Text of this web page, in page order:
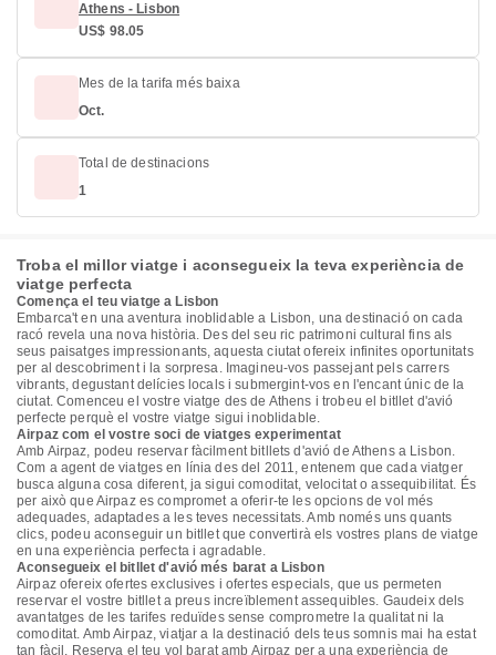
Athens - Lisbon
US$ 98.05
Mes de la tarifa més baixa
Oct.
Total de destinacions
1
Troba el millor viatge i aconsegueix la teva experiència de
viatge perfecta
Comença el teu viatge a Lisbon
Embarca't en una aventura inoblidable a Lisbon, una destinació on cada
racó revela una nova història. Des del seu ric patrimoni cultural fins als
seus paisatges impressionants, aquesta ciutat ofereix infinites oportunitats
per al descobriment i la sorpresa. Imagineu-vos passejant pels carrers
vibrants, degustant delícies locals i submergint-vos en l'encant únic de la
ciutat. Comenceu el vostre viatge des de Athens i trobeu el bitllet d'avió
perfecte perquè el vostre viatge sigui inoblidable.
Airpaz com el vostre soci de viatges experimentat
Amb Airpaz, podeu reservar fàcilment bitllets d'avió de Athens a Lisbon.
Com a agent de viatges en línia des del 2011, entenem que cada viatger
busca alguna cosa diferent, ja sigui comoditat, velocitat o assequibilitat. És
per això que Airpaz es compromet a oferir-te les opcions de vol més
adequades, adaptades a les teves necessitats. Amb només uns quants
clics, podeu aconseguir un bitllet que convertirà els vostres plans de viatge
en una experiència perfecta i agradable.
Aconsegueix el bitllet d'avió més barat a Lisbon
Airpaz ofereix ofertes exclusives i ofertes especials, que us permeten
reservar el vostre bitllet a preus increïblement assequibles. Gaudeix dels
avantatges de les tarifes reduïdes sense comprometre la qualitat ni la
comoditat. Amb Airpaz, viatjar a la destinació dels teus somnis mai ha estat
tan fàcil. Reserva el teu vol barat amb Airpaz per a una experiència de